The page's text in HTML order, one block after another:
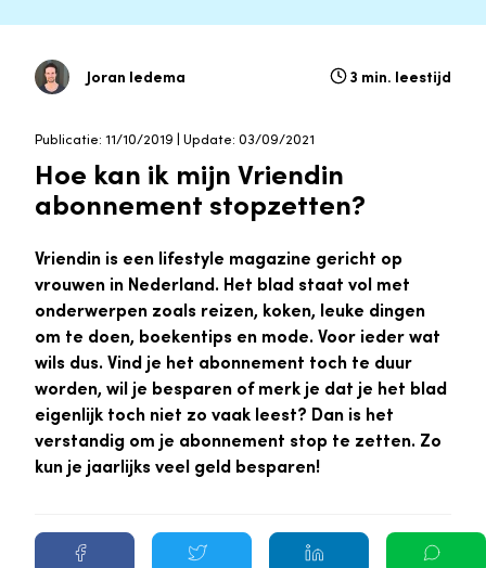
Joran Iedema 3 min. leestijd
Publicatie: 11/10/2019 | Update: 03/09/2021
Hoe kan ik mijn Vriendin
abonnement stopzetten?
Vriendin is een lifestyle magazine gericht op
vrouwen in Nederland. Het blad staat vol met
onderwerpen zoals reizen, koken, leuke dingen
om te doen, boekentips en mode. Voor ieder wat
wils dus. Vind je het abonnement toch te duur
worden, wil je besparen of merk je dat je het blad
eigenlijk toch niet zo vaak leest? Dan is het
verstandig om je abonnement stop te zetten. Zo
kun je jaarlijks veel geld besparen!